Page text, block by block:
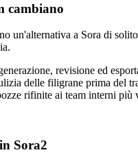
cambiano
un'alternativa a Sora di
revisione ed
delle filigrane prima del
rifinite ai team interni più
Sora2